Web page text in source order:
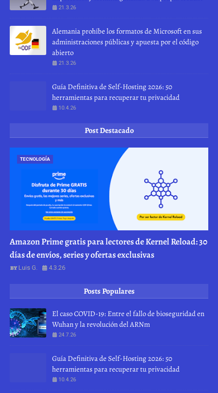
21.3.26
Alemania prohíbe los formatos de Microsoft en sus
administraciones públicas y apuesta por el código
abierto
21.3.26
Guía Definitiva de Self-Hosting 2026: 50
herramientas para recuperar tu privacidad
10.4.26
Post Destacado
TECNOLOGÍA
Amazon Prime gratis para lectores de Kernel Reload: 30
días de envíos, series y ofertas exclusivas
Luis G. 4.3.26
Posts Populares
El caso COVID-19: Entre el fallo de bioseguridad en
Wuhan y la revolución del ARNm
24.7.26
Guía Definitiva de Self-Hosting 2026: 50
herramientas para recuperar tu privacidad
10.4.26